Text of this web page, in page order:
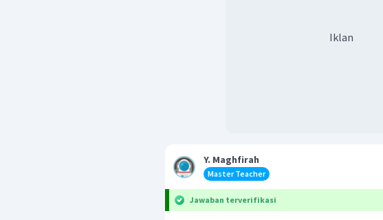
Iklan
Y. Maghfirah
Master Teacher
Jawaban terverifikasi